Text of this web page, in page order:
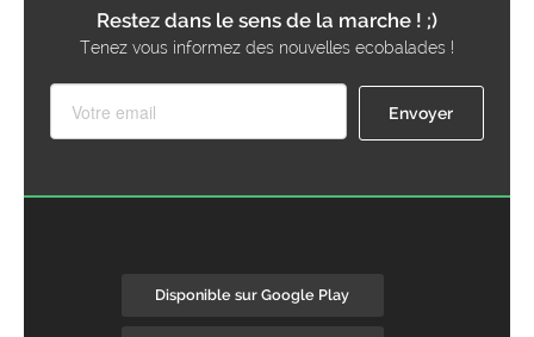
Restez dans le sens de la marche ! ;)
Tenez vous informez des nouvelles ecobalades !
Disponible sur Google Play